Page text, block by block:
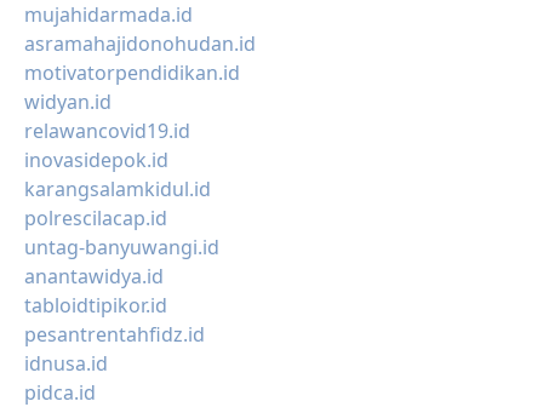
mujahidarmada.id
asramahajidonohudan.id
motivatorpendidikan.id
widyan.id
relawancovid19.id
inovasidepok.id
karangsalamkidul.id
polrescilacap.id
untag-banyuwangi.id
anantawidya.id
tabloidtipikor.id
pesantrentahfidz.id
idnusa.id
pidca.id